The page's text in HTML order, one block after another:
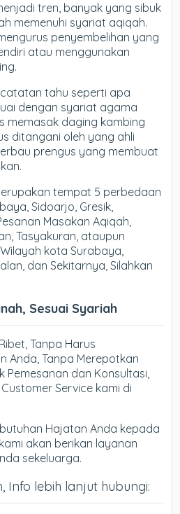
tren, banyak yang sibuk
memenuhi syariat aqiqah.
penyembelihan yang
atau menggunakan
tahu seperti apa
dengan syariat agama
memasak daging kambing
ditangani oleh yang ahli
prengus yang membuat
tempat 5 perbedaan
Sidoarjo, Gresik,
Masakan Aqiqah,
Tasyakuran, ataupun
kota Surabaya,
dan Sekitarnya, Silahkan
Sesuai Syariah
Tanpa Harus
Anda, Tanpa Merepotkan
Pemesanan dan Konsultasi,
Service kami di
Hajatan Anda kepada
akan berikan layanan
sekeluarga.
Info lebih lanjut hubungi: